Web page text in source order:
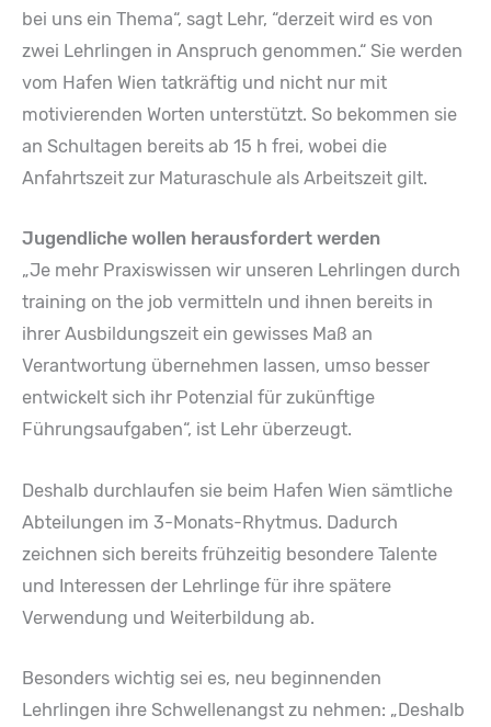
bei uns ein Thema“, sagt Lehr, “derzeit wird es von
zwei Lehrlingen in Anspruch genommen.“ Sie werden
vom Hafen Wien tatkräftig und nicht nur mit
motivierenden Worten unterstützt. So bekommen sie
an Schultagen bereits ab 15 h frei, wobei die
Anfahrtszeit zur Maturaschule als Arbeitszeit gilt.
Jugendliche wollen herausfordert werden
„Je mehr Praxiswissen wir unseren Lehrlingen durch
training on the job vermitteln und ihnen bereits in
ihrer Ausbildungszeit ein gewisses Maß an
Verantwortung übernehmen lassen, umso besser
entwickelt sich ihr Potenzial für zukünftige
Führungsaufgaben“, ist Lehr überzeugt.
Deshalb durchlaufen sie beim Hafen Wien sämtliche
Abteilungen im 3-Monats-Rhytmus. Dadurch
zeichnen sich bereits frühzeitig besondere Talente
und Interessen der Lehrlinge für ihre spätere
Verwendung und Weiterbildung ab.
Besonders wichtig sei es, neu beginnenden
Lehrlingen ihre Schwellenangst zu nehmen: „Deshalb